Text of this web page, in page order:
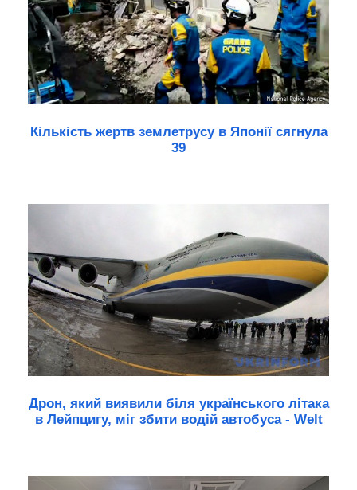
Кількість жертв землетрусу в Японії сягнула
39
Дрон, який виявили біля українського літака
в Лейпцигу, міг збити водій автобуса - Welt